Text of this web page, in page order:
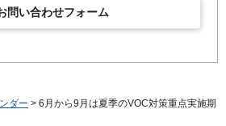
問い合わせフォーム
ダー > 6月から9月は夏季のVOC対策重点実施期